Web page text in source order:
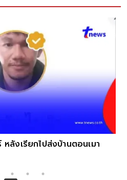
รู้ตัวแล้ว คู่ชาย-หญิง ถูกยิงดับคา
แจ้งความคนหาย